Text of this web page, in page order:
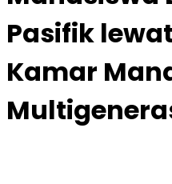
Pasifik
Kamar